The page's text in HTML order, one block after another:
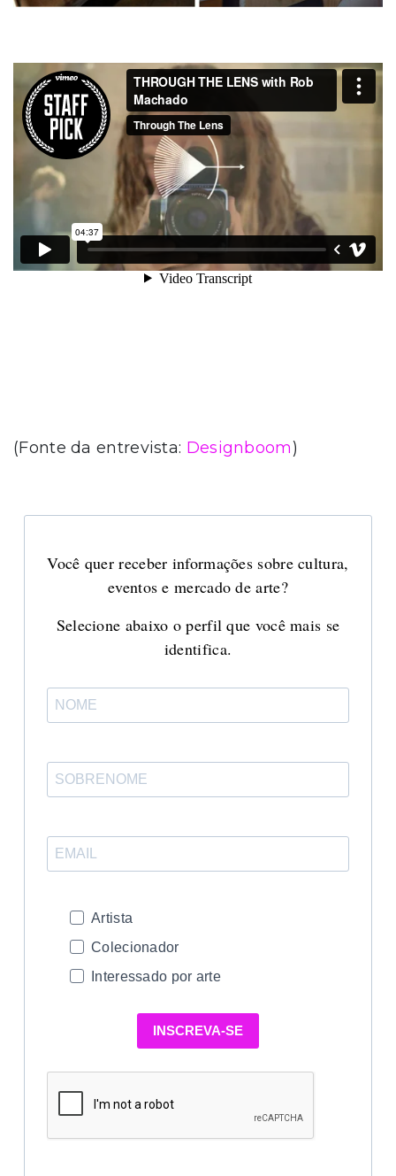
(Fonte da entrevista: Designboom)
Você quer receber informações sobre cultura,
eventos e mercado de arte?
Selecione abaixo o perfil que você mais se
identifica.
Artista
Colecionador
Interessado por arte
INSCREVA-SE